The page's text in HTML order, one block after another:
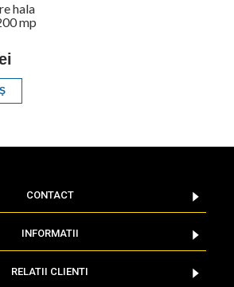
hala
mp
CONTACT
INFORMATII
RELATII CLIENTI